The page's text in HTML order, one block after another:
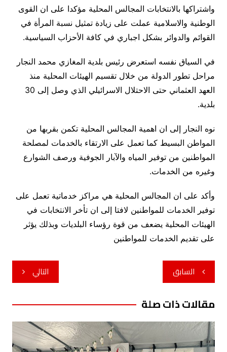
واشتراكها بالانتخابات المجالس المحلية مؤكدا على ان القوى
الوطنية والاسلامية عملت على زيادة تمثيل نسبة المرأة في
القوائم والدوائر بشكل اجباري في كافة الأحزاب السياسية.
في السياق نفسه استعرض رئيس بلدية المغازي محمد النجار
مراحل تطور الدولة من خلال تقسيم الهيئات المحلية منذ
العهد العثماني حتى الاحتلال الاسرائيلي الذي وصل إلى 30
بلدية.
نوه النجار إلى ان اهمية المجالس المحلية تكمن بقربها من
المواطن البسيط كما تعمل على الارتقاء بالخدمات لمصلحة
المواطنين من توفير المياه والآبار الجوفية ورصف الشوارع
وغيره من الخدمات.
وأكد على ان المجالس المحلية هي مراكز خدماتية تعمل على
توفير الخدمات للمواطنين لافتا إلى ان تأخر الانتخابات في
الهيئات المحلية يضعف من قوة رؤساء البلديات وبذلك يؤثر
على تقديم الخدمات للمواطنين
تصفّح
المقالات
السابق التالي
مقالات ذات صلة